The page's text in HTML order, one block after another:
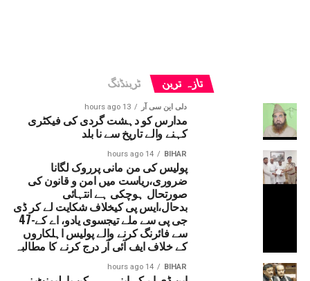
تازہ ترین ٹرینڈنگ
دلی این سی آر 13 hours ago
مدارس کو دہشت گردی کی فیکٹری
کہنے والے تاریخ سے نا بلد
BIHAR
14 hours ago
پولیس کی من مانی پرروک لگانا
ضروری،ریاست میں امن و قانون کی
صورتحال ہوچکی ہے انتہائی
بدحال،ایس پی کیخلاف شکایت لے کر ڈی
جی پی سے ملے تیجسوی یادو، اے کے-47
سے فائرنگ کرنے والے پولیس اہلکاروں
کے خلاف ایف آئی آر درج کرنے کا مطالبہ
BIHAR
14 hours ago